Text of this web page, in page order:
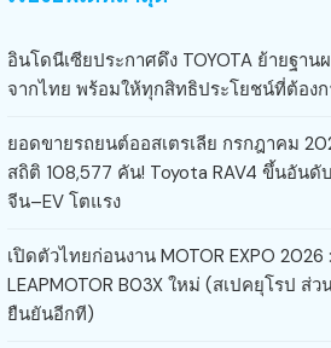
อินโดนีเซียประกาศดึง TOYOTA ย้ายฐาน
จากไทย พร้อมให้ทุกสิทธิประโยชน์ที่ต้องก
ยอดขายรถยนต์ออสเตรเลีย กรกฎาคม
สถิติ 108,577 คัน! Toyota RAV4 ขึ้นอันดั
จีน–EV โตแรง
เปิดตัวไทยก่อนงาน MOTOR EXPO 2026 :
LEAPMOTOR B03X ใหม่ (สเปคยุโรป ส่ว
ยืนยันอีกที)